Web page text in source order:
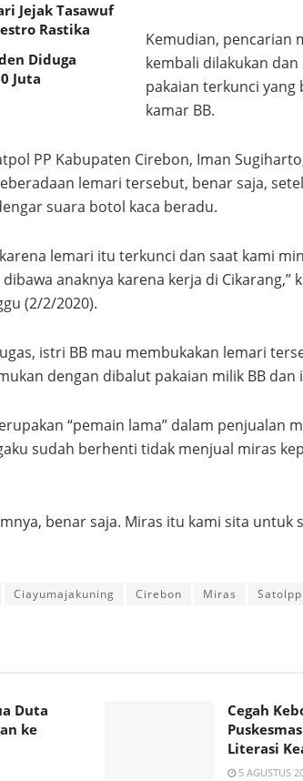
Jejak Tasawuf
Rastika
Diduga
Juta
Kemudian, pencarian
kembali dilakukan
pakaian terkunci yang
kamar BB.
PP Kabupaten Cirebon, Iman
lemari tersebut, benar saja,
suara botol kaca beradu.
lemari itu terkunci dan saat kami
anaknya karena kerja di Cikarang,”
(2/2/2020).
istri BB mau membukakan lemari
dengan dibalut pakaian milik BB dan
“pemain lama” dalam penjualan
sudah berhenti tidak menjual miras
benar saja. Miras itu kami sita untuk
Ciayumajakuning Cirebon Miras Satolpp
Duta
ke
Cegah
Literasi
5 AGUSTUS